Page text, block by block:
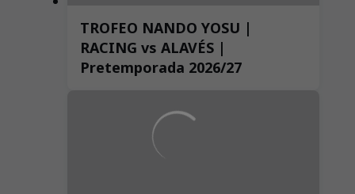
TROFEO NANDO YOSU |
RACING vs ALAVÉS |
Pretemporada 2026/27